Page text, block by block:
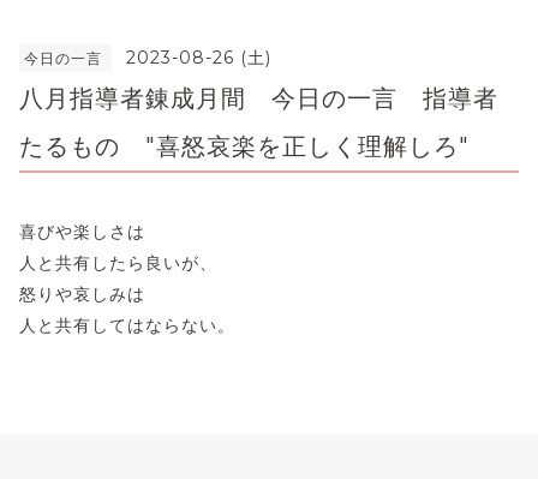
今日の一言 2023-08-26 (土)
八月指導者錬成月間 今日の一言 指導者
たるもの "喜怒哀楽を正しく理解しろ"
喜びや楽しさは
人と共有したら良いが、
怒りや哀しみは
人と共有してはならない。